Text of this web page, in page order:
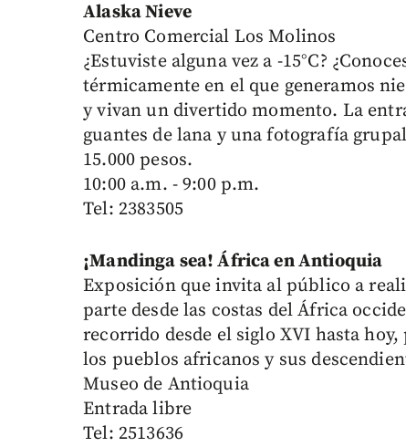
Alaska Nieve
Centro Comercial Los Molinos
¿Estuviste alguna vez a -15°C?
térmicamente en el que generamos
y vivan un divertido momento. La
guantes de lana y una fotografía
15.000 pesos.
10:00 a.m. - 9:00 p.m.
Tel: 2383505
¡Mandinga sea! África en Antioquia
Exposición que invita al público a
parte desde las costas del África
recorrido desde el siglo XVI hasta
los pueblos africanos y sus
Museo de Antioquia
Entrada libre
Tel: 2513636